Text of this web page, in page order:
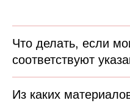
Что делать, если
соответствуют
Из каких